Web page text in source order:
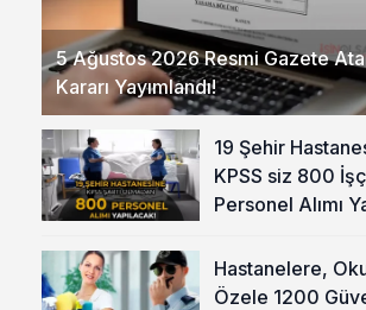
5 Ağustos 2026 Resmi Gazete
Kararı Yayımlandı!
19 Şehir
KPSS siz 800
Personel Alımı
Hastanelere,
Özele 1200